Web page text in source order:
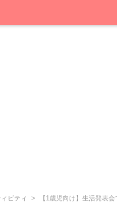
ビティ 【1歳児向け】生活発表